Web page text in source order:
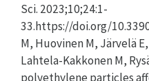
Sci. 2023;10;24:1-
33.https://doi.org/
M, Huovinen M, Järvelä
Lahtela-Kakkonen M,
polyethylene particles